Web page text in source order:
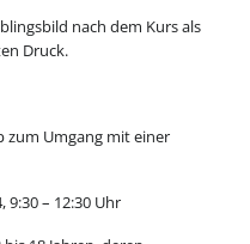
nach dem Kurs als
Druck.
Umgang mit einer
– 12:30 Uhr